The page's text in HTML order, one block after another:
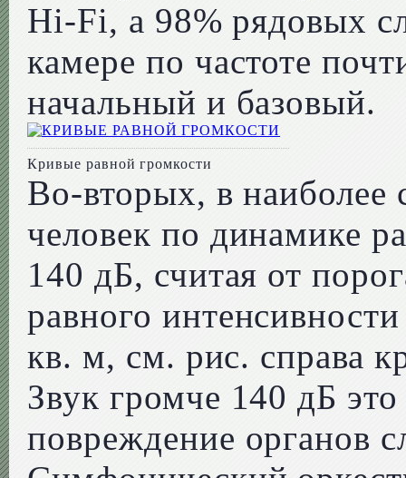
Hi-Fi, а 98% рядовых
камере по частоте
начальный и базовый.
Кривые равной громкости
Во-вторых, в
человек по динамике
140 дБ, считая от
равного
кв. м, см. рис. справа
Звук громче 140 дБ
повреждение органов